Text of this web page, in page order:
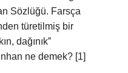
Sözlüğü. Farsça
dağınık”
ne demek? [1]